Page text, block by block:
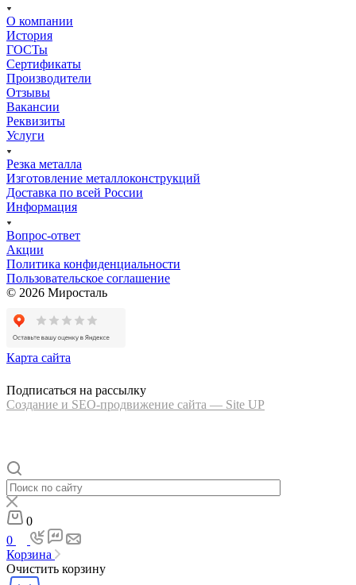
О компании
История
ГОСТы
Сертификаты
Производители
Отзывы
Вакансии
Реквизиты
Услуги
Резка металла
Изготовление металлоконструкций
Доставка по всей России
Информация
Вопрос-ответ
Акции
Политика конфиденциальности
Пользовательское соглашение
© 2026 Миросталь
Карта сайта
Подписаться на рассылку
Создание и SEO-продвижение сайта — Site UP
0
0
Корзина
Очистить корзину